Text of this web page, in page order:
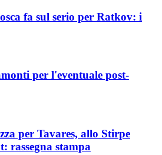
fa sul serio per Ratkov: i
per l'eventuale post-
per Tavares, allo Stirpe
rassegna stampa